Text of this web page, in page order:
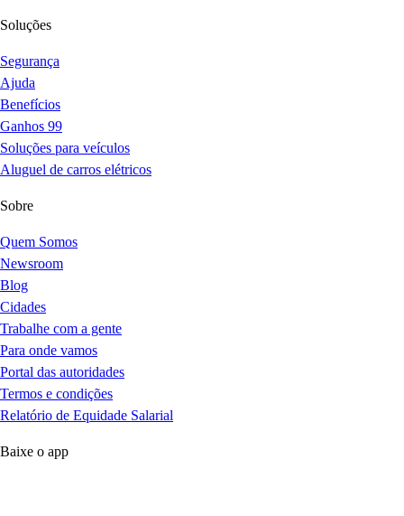
Soluções
Segurança
Ajuda
Benefícios
Ganhos 99
Soluções para veículos
Aluguel de carros elétricos
Sobre
Quem Somos
Newsroom
Blog
Cidades
Trabalhe com a gente
Para onde vamos
Portal das autoridades
Termos e condições
Relatório de Equidade Salarial
Baixe o app